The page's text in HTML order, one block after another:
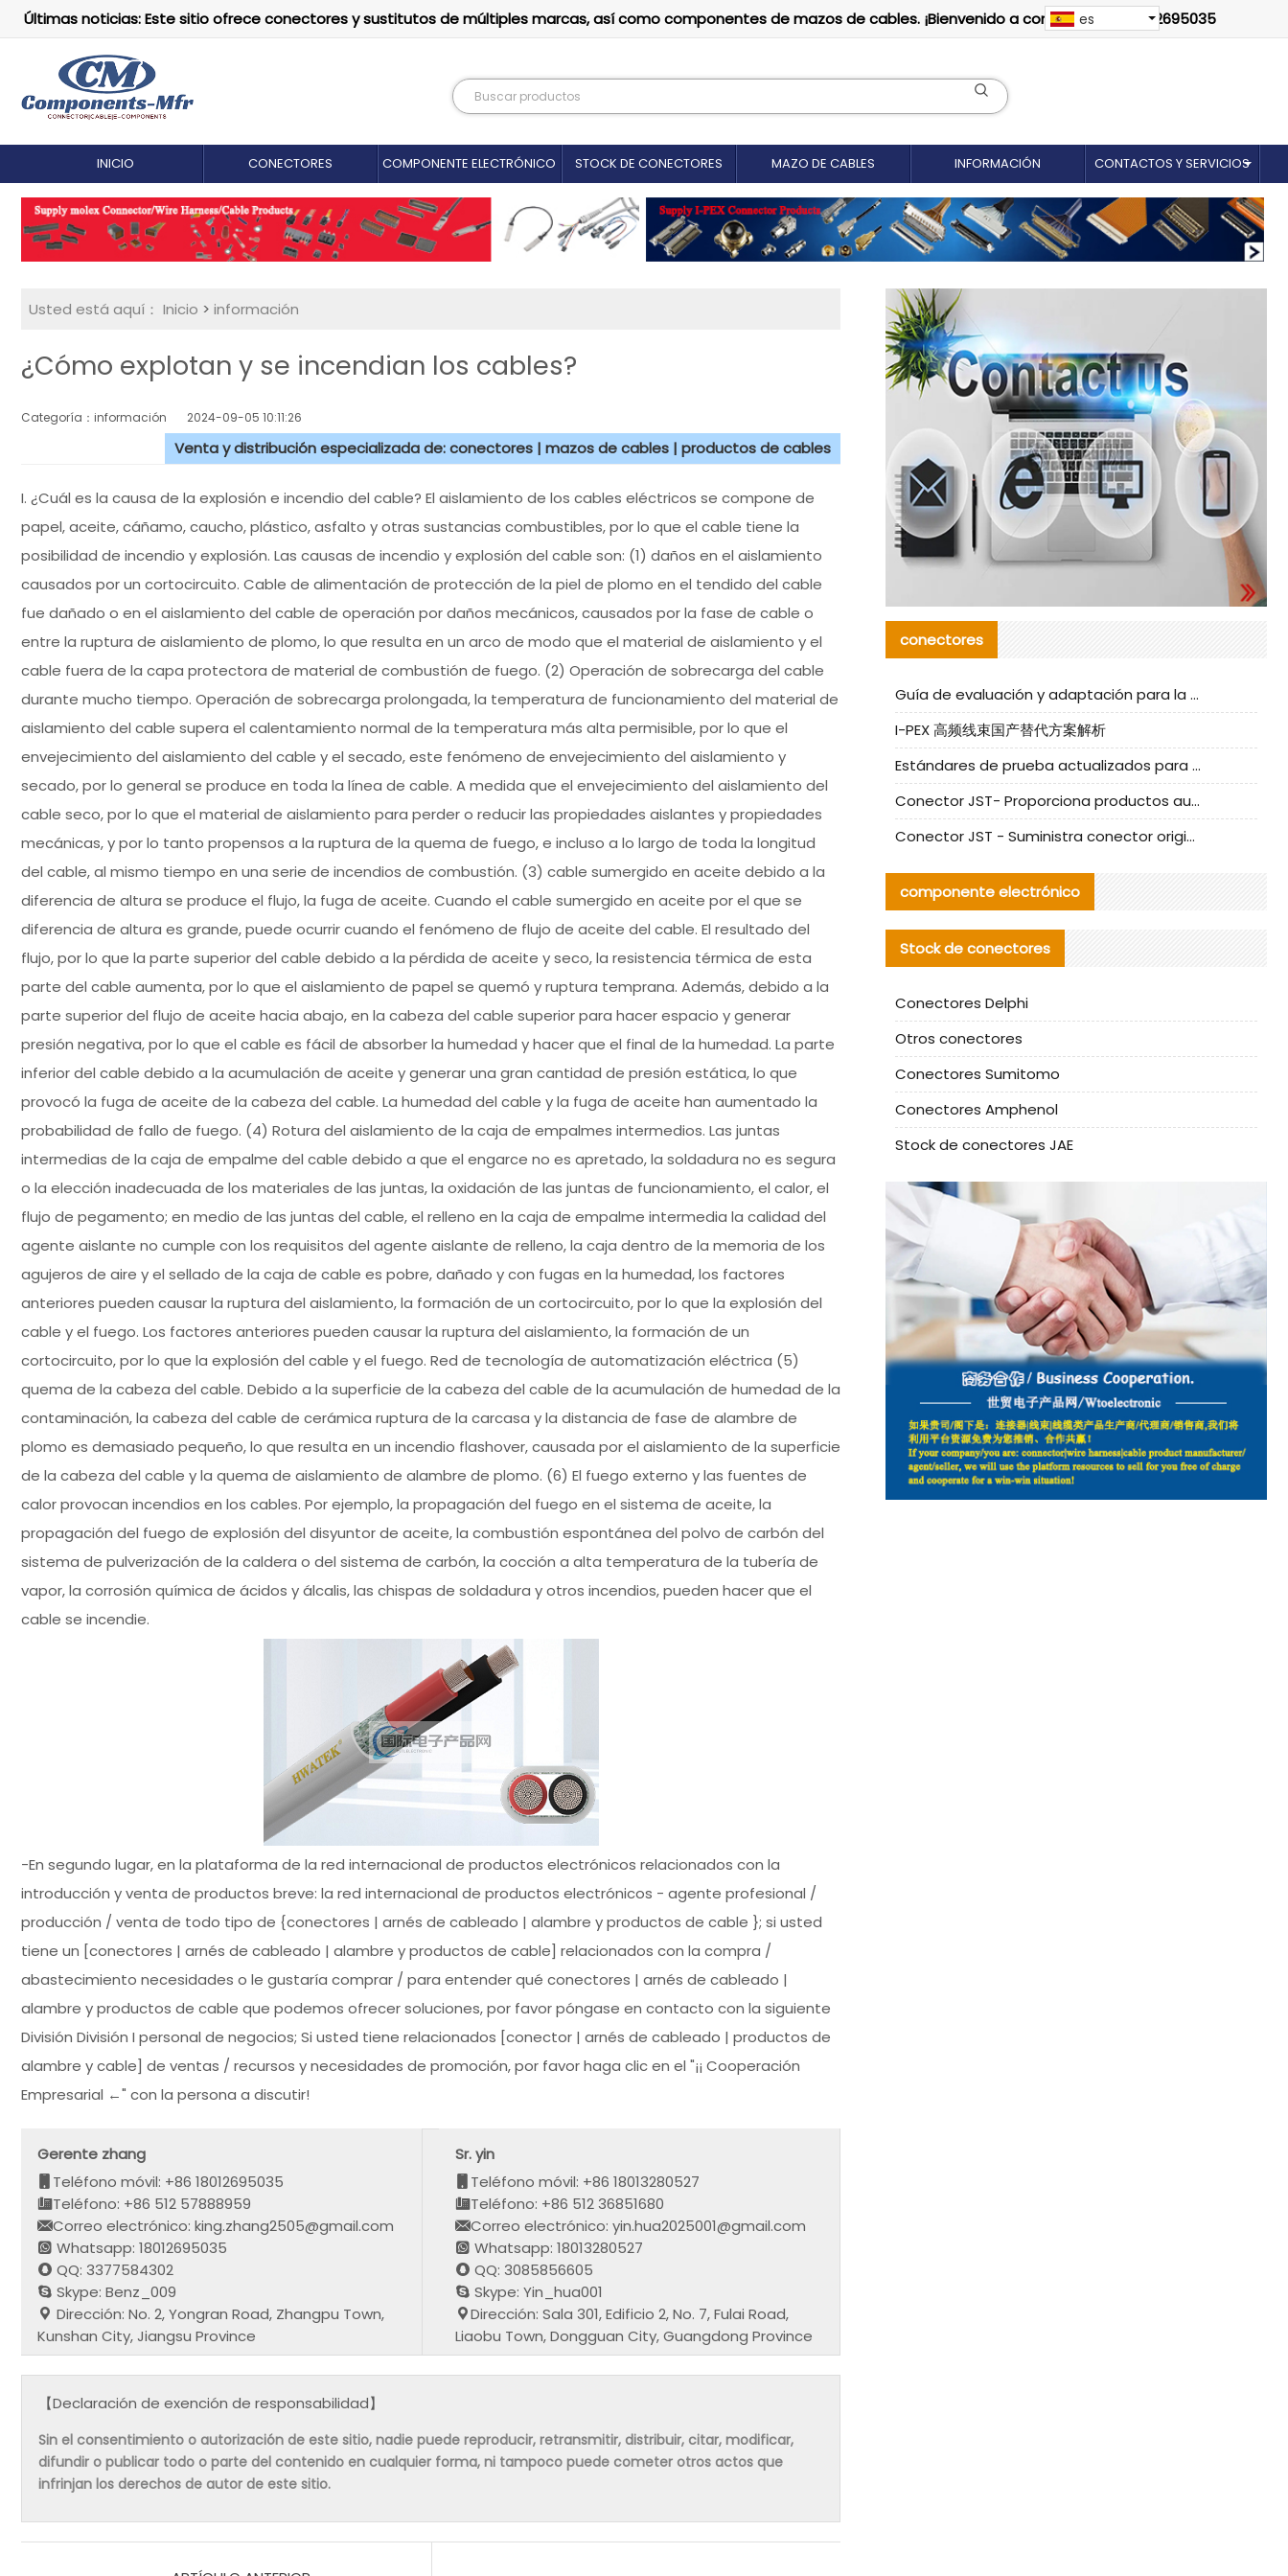
Últimas noticias: Este sitio ofrece conectores y sustitutos de múltiples marcas, así como componentes de mazos de cables. ¡Bienvenido a contactarnos: 18012695035
es
INICIO CONECTORES COMPONENTE ELECTRÓNICO STOCK DE CONECTORES MAZO DE CABLES INFORMACIÓN CONTACTOS Y SERVICIOS
Usted está aquí： Inicio > información
¿Cómo explotan y se incendian los cables?
Categoría：información 2024-09-05 10:11:26
Venta y distribución especializada de: conectores | mazos de cables | productos de cables
I. ¿Cuál es la causa de la explosión e incendio del cable? El aislamiento de los cables eléctricos se compone de
papel, aceite, cáñamo, caucho, plástico, asfalto y otras sustancias combustibles, por lo que el cable tiene la
posibilidad de incendio y explosión. Las causas de incendio y explosión del cable son: (1) daños en el aislamiento
causados por un cortocircuito. Cable de alimentación de protección de la piel de plomo en el tendido del cable
fue dañado o en el aislamiento del cable de operación por daños mecánicos, causados por la fase de cable o
entre la ruptura de aislamiento de plomo, lo que resulta en un arco de modo que el material de aislamiento y el
cable fuera de la capa protectora de material de combustión de fuego. (2) Operación de sobrecarga del cable
durante mucho tiempo. Operación de sobrecarga prolongada, la temperatura de funcionamiento del material de
aislamiento del cable supera el calentamiento normal de la temperatura más alta permisible, por lo que el
envejecimiento del aislamiento del cable y el secado, este fenómeno de envejecimiento del aislamiento y
secado, por lo general se produce en toda la línea de cable. A medida que el envejecimiento del aislamiento del
cable seco, por lo que el material de aislamiento para perder o reducir las propiedades aislantes y propiedades
mecánicas, y por lo tanto propensos a la ruptura de la quema de fuego, e incluso a lo largo de toda la longitud
del cable, al mismo tiempo en una serie de incendios de combustión. (3) cable sumergido en aceite debido a la
diferencia de altura se produce el flujo, la fuga de aceite. Cuando el cable sumergido en aceite por el que se
diferencia de altura es grande, puede ocurrir cuando el fenómeno de flujo de aceite del cable. El resultado del
flujo, por lo que la parte superior del cable debido a la pérdida de aceite y seco, la resistencia térmica de esta
parte del cable aumenta, por lo que el aislamiento de papel se quemó y ruptura temprana. Además, debido a la
parte superior del flujo de aceite hacia abajo, en la cabeza del cable superior para hacer espacio y generar
presión negativa, por lo que el cable es fácil de absorber la humedad y hacer que el final de la humedad. La parte
inferior del cable debido a la acumulación de aceite y generar una gran cantidad de presión estática, lo que
provocó la fuga de aceite de la cabeza del cable. La humedad del cable y la fuga de aceite han aumentado la
probabilidad de fallo de fuego. (4) Rotura del aislamiento de la caja de empalmes intermedios. Las juntas
intermedias de la caja de empalme del cable debido a que el engarce no es apretado, la soldadura no es segura
o la elección inadecuada de los materiales de las juntas, la oxidación de las juntas de funcionamiento, el calor, el
flujo de pegamento; en medio de las juntas del cable, el relleno en la caja de empalme intermedia la calidad del
agente aislante no cumple con los requisitos del agente aislante de relleno, la caja dentro de la memoria de los
agujeros de aire y el sellado de la caja de cable es pobre, dañado y con fugas en la humedad, los factores
anteriores pueden causar la ruptura del aislamiento, la formación de un cortocircuito, por lo que la explosión del
cable y el fuego. Los factores anteriores pueden causar la ruptura del aislamiento, la formación de un
cortocircuito, por lo que la explosión del cable y el fuego. Red de tecnología de automatización eléctrica (5)
quema de la cabeza del cable. Debido a la superficie de la cabeza del cable de la acumulación de humedad de la
contaminación, la cabeza del cable de cerámica ruptura de la carcasa y la distancia de fase de alambre de
plomo es demasiado pequeño, lo que resulta en un incendio flashover, causada por el aislamiento de la superficie
de la cabeza del cable y la quema de aislamiento de alambre de plomo. (6) El fuego externo y las fuentes de
calor provocan incendios en los cables. Por ejemplo, la propagación del fuego en el sistema de aceite, la
propagación del fuego de explosión del disyuntor de aceite, la combustión espontánea del polvo de carbón del
sistema de pulverización de la caldera o del sistema de carbón, la cocción a alta temperatura de la tubería de
vapor, la corrosión química de ácidos y álcalis, las chispas de soldadura y otros incendios, pueden hacer que el
cable se incendie.
-En segundo lugar, en la plataforma de la red internacional de productos electrónicos relacionados con la
introducción y venta de productos breve: la red internacional de productos electrónicos - agente profesional /
producción / venta de todo tipo de {conectores | arnés de cableado | alambre y productos de cable }; si usted
tiene un [conectores | arnés de cableado | alambre y productos de cable] relacionados con la compra /
abastecimiento necesidades o le gustaría comprar / para entender qué conectores | arnés de cableado |
alambre y productos de cable que podemos ofrecer soluciones, por favor póngase en contacto con la siguiente
División División I personal de negocios; Si usted tiene relacionados [conector | arnés de cableado | productos de
alambre y cable] de ventas / recursos y necesidades de promoción, por favor haga clic en el "¡¡ Cooperación
Empresarial ←" con la persona a discutir!
Gerente zhang
Teléfono móvil: +86 18012695035
Teléfono: +86 512 57888959
Correo electrónico: king.zhang2505@gmail.com
Whatsapp: 18012695035
QQ: 3377584302
Skype: Benz_009
Dirección: No. 2, Yongran Road, Zhangpu Town,
Kunshan City, Jiangsu Province
Sr. yin
Teléfono móvil: +86 18013280527
Teléfono: +86 512 36851680
Correo electrónico: yin.hua2025001@gmail.com
Whatsapp: 18013280527
QQ: 3085856605
Skype: Yin_hua001
Dirección: Sala 301, Edificio 2, No. 7, Fulai Road,
Liaobu Town, Dongguan City, Guangdong Province
【Declaración de exención de responsabilidad】
Sin el consentimiento o autorización de este sitio, nadie puede reproducir, retransmitir, distribuir, citar, modificar,
difundir o publicar todo o parte del contenido en cualquier forma, ni tampoco puede cometer otros actos que
infrinjan los derechos de autor de este sitio.
conectores
Guía de evaluación y adaptación para la producción en serie de componentes de cables nacionales para CNC Tech
I-PEX 高频线束国产替代方案解析
Estándares de prueba actualizados para conectores nacionales bajo la referencia de CLIFF
Conector JST- Proporciona productos auténticos y alternativos del conector JST NSHR-02V-S
Conector JST - Suministra conector original JST GHR-09V-S | productos alternativos
componente electrónico
Stock de conectores
Conectores Delphi
Otros conectores
Conectores Sumitomo
Conectores Amphenol
Stock de conectores JAE